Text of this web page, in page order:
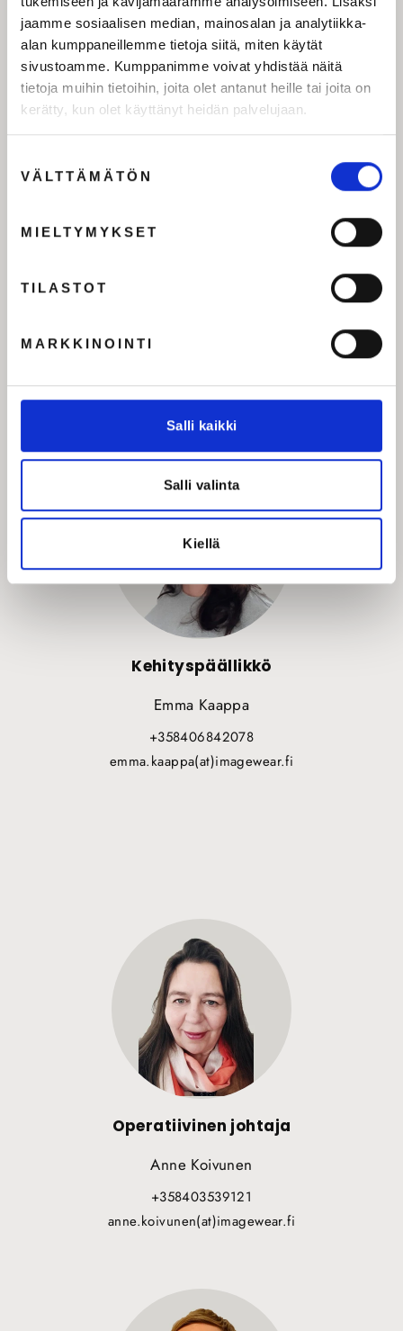
jaamme sosiaalisen median, mainosalan ja analytiikka-
alan kumppaneillemme tietoja siitä, miten käytät
sivustoamme. Kumppanimme voivat yhdistää näitä
tietoja muihin tietoihin, joita olet antanut heille tai joita on
kerätty, kun olet käyttänyt heidän palvelujaan.
valinta
VÄLTTÄMÄTÖN
MIELTYMYKSET
TILASTOT
MARKKINOINTI
Salli kaikki
Salli valinta
Kiellä
Kehitysjohtaja / Kehitys, vastuullisuus ja
kati.tukiainen(at)imagewear.fi
Kehityspäällikkö
Emma Kaappa
+358406842078
emma.kaappa(at)imagewear.fi
Operatiivinen johtaja
Anne Koivunen
+358403539121
anne.koivunen(at)imagewear.fi